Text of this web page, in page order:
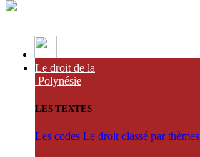
Le droit de la
Polynésie
LES TEXTES
Les codes Le droit classé par thèmes